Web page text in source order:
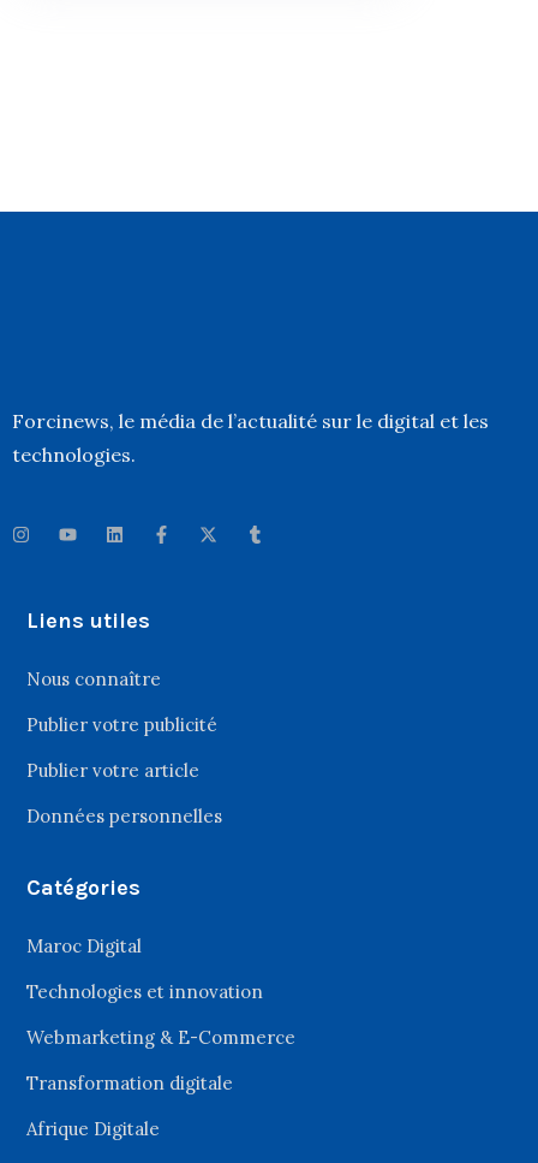
Forcinews, le média de l’actualité sur le digital et les
technologies.
Liens utiles
Nous connaître
Publier votre publicité
Publier votre article
Données personnelles
Catégories
Maroc Digital
Technologies et innovation
Webmarketing & E-Commerce
Transformation digitale
Afrique Digitale